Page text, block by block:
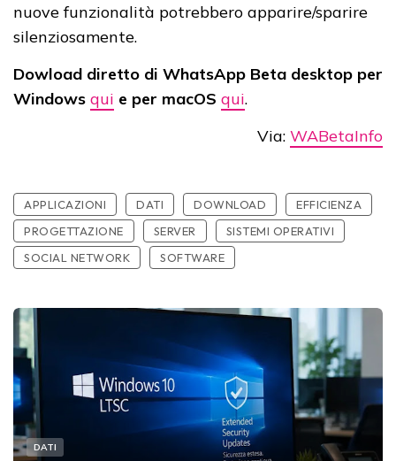
nuove funzionalità potrebbero apparire/sparire
silenziosamente.
Dowload diretto di WhatsApp Beta desktop per
Windows qui e per macOS qui.
Via: WABetaInfo
APPLICAZIONI DATI DOWNLOAD
EFFICIENZA
PROGETTAZIONE
SERVER
SISTEMI OPERATIVI
SOCIAL NETWORK
SOFTWARE
DATI